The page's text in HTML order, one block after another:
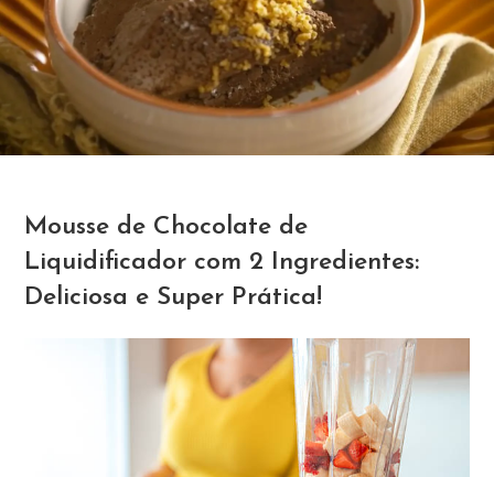
Mousse de Chocolate de
Liquidificador com 2 Ingredientes:
Deliciosa e Super Prática!